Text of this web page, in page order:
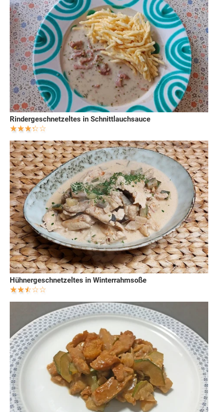
Rindergeschnetzeltes in Schnittlauchsauce
Hühnergeschnetzeltes in Winterrahmsoße